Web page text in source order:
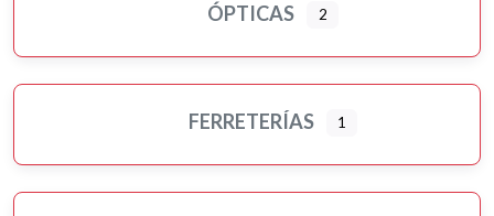
ÓPTICAS 2
FERRETERÍAS 1